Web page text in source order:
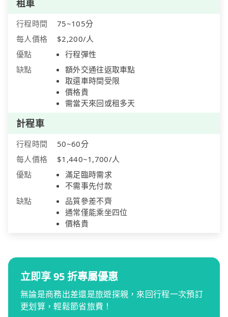
租車
行程時間
75~105分
每人價格
$2,200/人
優點
行程彈性
缺點
額外交通往返取車點
取還車時間受限
價格貴
需當天來回或租多天
計程車
行程時間
50~60分
每人價格
$1,440~1,700/人
優點
滿足臨時需求
不需事先付款
缺點
品質參差不齊
通常僅能乘坐四位
價格貴
立即享 95 折專屬優惠
無論是商務出差還是旅遊探親，來回行程一次預訂
更划算，輕鬆節省旅費！